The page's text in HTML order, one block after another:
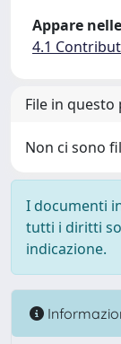
Appare
4.1
File in
Non ci sono
I documenti
tutti i diritti
indicazione.